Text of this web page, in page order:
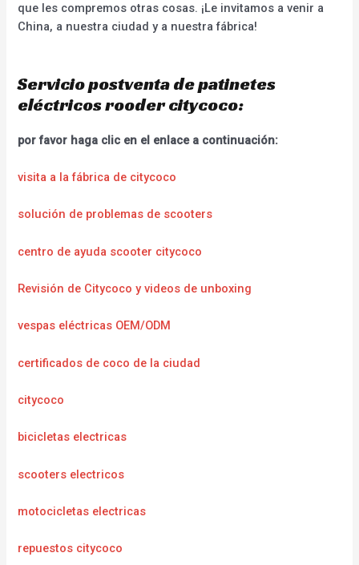
que les compremos otras cosas. ¡Le invitamos a venir a
China, a nuestra ciudad y a nuestra fábrica!
Servicio postventa de patinetes
eléctricos rooder citycoco:
por favor haga clic en el enlace a continuación:
visita a la fábrica de citycoco
solución de problemas de scooters
centro de ayuda scooter citycoco
Revisión de Citycoco y videos de unboxing
vespas eléctricas OEM/ODM
certificados de coco de la ciudad
citycoco
bicicletas electricas
scooters electricos
motocicletas electricas
repuestos citycoco